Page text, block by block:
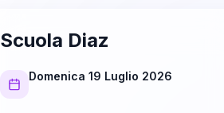
Scuola Diaz
Domenica 19 Luglio 2026